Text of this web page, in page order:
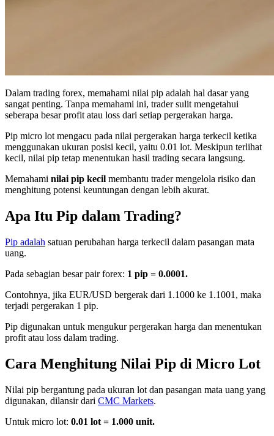
Dalam trading forex, memahami nilai pip adalah hal dasar yang
sangat penting. Tanpa memahami ini, trader sulit mengetahui
seberapa besar profit atau loss dari setiap pergerakan harga.
Pip micro lot mengacu pada nilai pergerakan harga terkecil ketika
menggunakan ukuran posisi kecil, yaitu 0.01 lot. Meskipun terlihat
kecil, nilai pip tetap menentukan hasil trading secara langsung.
Memahami nilai pip kecil membantu trader mengelola risiko dan
menghitung potensi keuntungan dengan lebih akurat.
Apa Itu Pip dalam Trading?
Pip adalah satuan perubahan harga terkecil dalam pasangan mata
uang.
Pada sebagian besar pair forex: 1 pip = 0.0001.
Contohnya, jika EUR/USD bergerak dari 1.1000 ke 1.1001, maka
terjadi pergerakan 1 pip.
Pip digunakan untuk mengukur pergerakan harga dan menentukan
profit atau loss dalam trading.
Cara Menghitung Nilai Pip di Micro Lot
Nilai pip bergantung pada ukuran lot dan pasangan mata uang yang
digunakan, dilansir dari CMC Markets.
Untuk micro lot: 0.01 lot = 1.000 unit.